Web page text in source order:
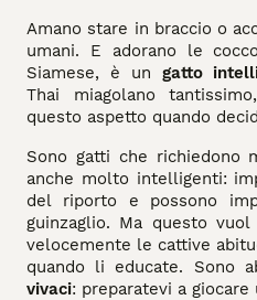
Amano stare in braccio o
umani. E adorano le
Siamese, è un gatto
Thai miagolano
questo aspetto quando
Sono gatti che richiedono
anche molto intelligenti:
del riporto e possono
guinzaglio. Ma questo
velocemente le cattive
quando li educate. Sono
vivaci: preparatevi a